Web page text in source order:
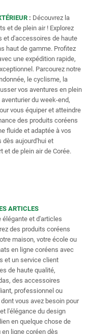
: Découvrez la
et de plein air ! Explorez
et d'accessoires de haute
haut de gamme. Profitez
une expédition rapide,
Parcourez notre
le cyclisme, la
vos aventures en plein
du week-end,
vous équiper et atteindre
des produits coréens
fluide et adaptée à vos
dès aujourd'hui et
et de plein air de Corée.
ARTICLES
élégante et d'articles
des produits coréens
maison, votre école ou
en ligne coréens avec
et un service client
de haute qualité,
des accessoires
professionnel ou
vous avez besoin pour
l'élégance du design
en quelque chose de
ligne coréen dès